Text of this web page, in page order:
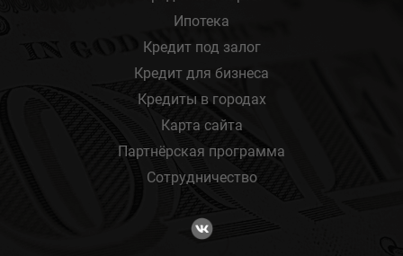
Ипотека
Кредит под залог
Кредит для бизнеса
Кредиты в городах
Карта сайта
Партнёрская программа
Сотрудничество